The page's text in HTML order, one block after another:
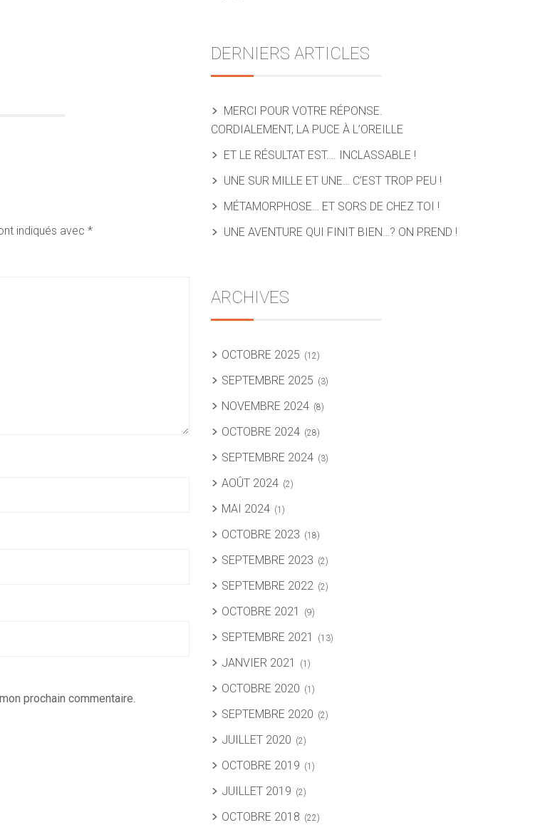
indiqués avec *
prochain commentaire.
DERNIERS ARTICLES
MERCI POUR VOTRE RÉPONSE.
CORDIALEMENT, LA PUCE À L’OREILLE
ET LE RÉSULTAT EST…. INCLASSABLE !
UNE SUR MILLE ET UNE… C’EST TROP PEU !
MÉTAMORPHOSE… ET SORS DE CHEZ TOI !
UNE AVENTURE QUI FINIT BIEN…? ON PREND !
ARCHIVES
OCTOBRE 2025 (12)
SEPTEMBRE 2025 (3)
NOVEMBRE 2024 (8)
OCTOBRE 2024 (28)
SEPTEMBRE 2024 (3)
AOÛT 2024 (2)
MAI 2024 (1)
OCTOBRE 2023 (18)
SEPTEMBRE 2023 (2)
SEPTEMBRE 2022 (2)
OCTOBRE 2021 (9)
SEPTEMBRE 2021 (13)
JANVIER 2021 (1)
OCTOBRE 2020 (1)
SEPTEMBRE 2020 (2)
JUILLET 2020 (2)
OCTOBRE 2019 (1)
JUILLET 2019 (2)
OCTOBRE 2018 (22)